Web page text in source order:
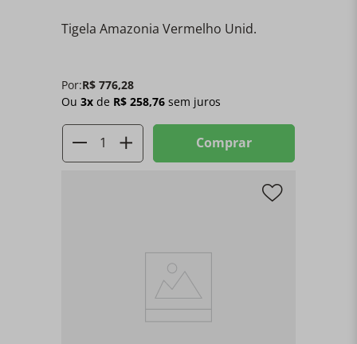
Tigela Amazonia Vermelho Unid.
Por:R$ 776,28
Ou 3x de R$ 258,76 sem juros
Comprar